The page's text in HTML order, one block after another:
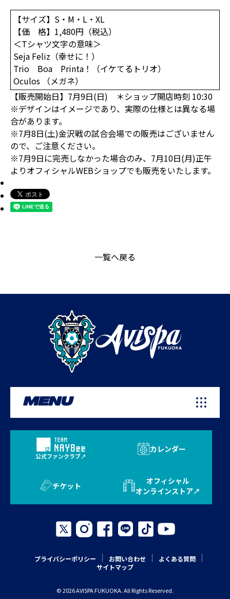
【サイズ】S・M・L・XL
【価 格】1,480円（税込）
＜Tシャツ文字の意味＞
Seja Feliz（幸せに！）
Trio Boa Printa！（イケてるトリオ）
Oculos （メガネ）
【販売開始日】7月9日(日) ＊ショップ開店時刻 10:30
※デザインはイメージであり、実際の仕様とは異なる場
合があります。
※7月8日(土)金沢戦の試合会場での販売はございません
ので、ご注意ください。
※7月9日に完売しなかった場合のみ、7月10日(月)正午
よりオフィシャルWEBショップでも販売をいたします。
一覧へ戻る
MENU
公式ファンクラブ
カレンダー
チケット
オフィシャル
オンラインストア
プライバシーポリシー お問い合わせ
よくある質問
サイトマップ
© 2026 AVISPA FUKUOKA. All Rights Reserved.